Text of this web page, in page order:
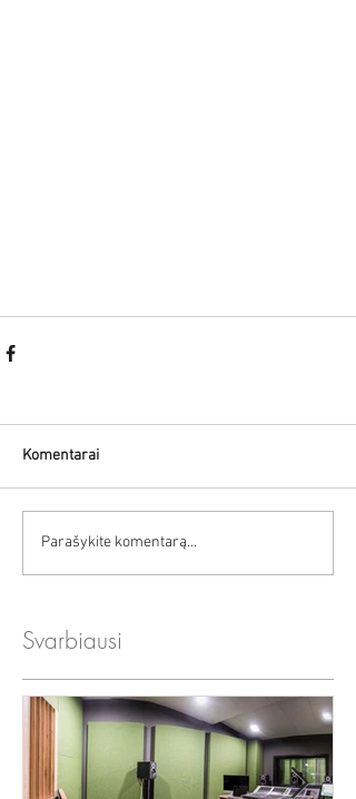
Komentarai
Parašykite komentarą...
Svarbiausi